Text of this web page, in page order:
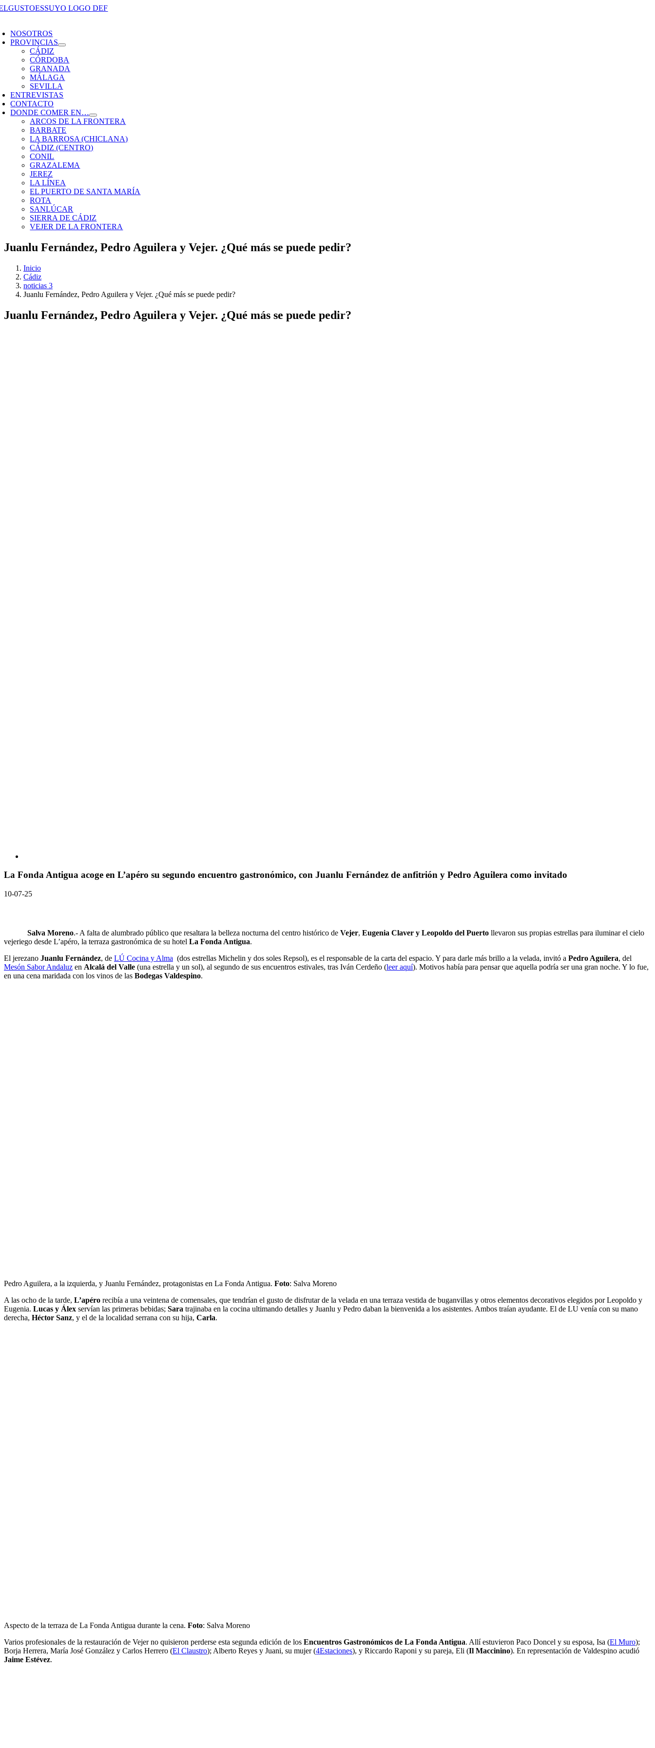
Saltar
NOSOTROS
PROVINCIAS
CÁDIZ
CÓRDOBA
GRANADA
MÁLAGA
SEVILLA
ENTREVISTAS
CONTACTO
DONDE COMER EN…
ARCOS DE LA FRONTERA
BARBATE
LA BARROSA (CHICLANA)
CÁDIZ (CENTRO)
CONIL
GRAZALEMA
JEREZ
LA LÍNEA
EL PUERTO DE SANTA MARÍA
ROTA
SANLÚCAR
SIERRA DE CÁDIZ
VEJER DE LA FRONTERA
Juanlu Fernández, Pedro Aguilera y Vejer. ¿Qué más se puede pedir?
Inicio
Cádiz
noticias 3
Juanlu Fernández, Pedro Aguilera y Vejer. ¿Qué más se puede pedir?
Juanlu Fernández, Pedro Aguilera y Vejer. ¿Qué más se puede pedir?
La Fonda Antigua acoge en L’apéro su segundo encuentro gastronómico, con Juanlu Fernández de anfitrión y Pedro Aguilera como invitado
10-07-25
Salva Moreno.- A falta de alumbrado público que resaltara la belleza nocturna del centro histórico de Vejer, Eugenia Claver y Leopoldo del Puerto llevaron sus propias estrellas para iluminar el cielo
vejeriego desde L’apéro, la terraza gastronómica de su hotel La Fonda Antigua.
El jerezano Juanlu Fernández, de LÚ Cocina y Alma (dos estrellas Michelin y dos soles Repsol), es el responsable de la carta del espacio. Y para darle más brillo a la velada, invitó a Pedro Aguilera, del
Mesón Sabor Andaluz en Alcalá del Valle (una estrella y un sol), al segundo de sus encuentros estivales, tras Iván Cerdeño (leer aquí). Motivos había para pensar que aquella podría ser una gran noche. Y lo fue,
en una cena maridada con los vinos de las Bodegas Valdespino.
Pedro Aguilera, a la izquierda, y Juanlu Fernández, protagonistas en La Fonda Antigua. Foto: Salva Moreno
A las ocho de la tarde, L’apéro recibía a una veintena de comensales, que tendrían el gusto de disfrutar de la velada en una terraza vestida de buganvillas y otros elementos decorativos elegidos por Leopoldo y
Eugenia. Lucas y Álex servían las primeras bebidas; Sara trajinaba en la cocina ultimando detalles y Juanlu y Pedro daban la bienvenida a los asistentes. Ambos traían ayudante. El de LU venía con su mano
derecha, Héctor Sanz, y el de la localidad serrana con su hija, Carla.
Aspecto de la terraza de La Fonda Antigua durante la cena. Foto: Salva Moreno
Varios profesionales de la restauración de Vejer no quisieron perderse esta segunda edición de los Encuentros Gastronómicos de La Fonda Antigua. Allí estuvieron Paco Doncel y su esposa, Isa (El Muro);
Borja Herrera, María José González y Carlos Herrero (El Claustro); Alberto Reyes y Juani, su mujer (4Estaciones), y Riccardo Raponi y su pareja, Eli (Il Maccinino). En representación de Valdespino acudió
Jaime Estévez.